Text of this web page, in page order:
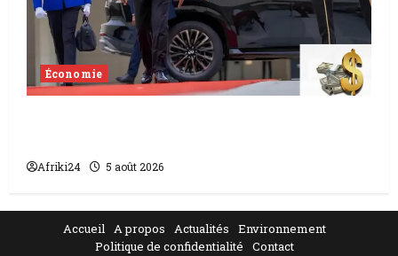
Économie
Afriki24 5 août 2026
Accueil A propos Actualités
Environnement
Politique de confidentialité
Contact